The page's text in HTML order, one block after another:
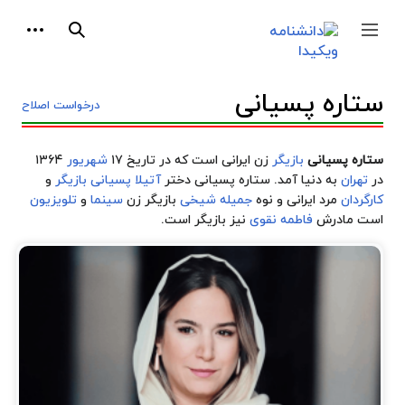
جستجو
درخواست اصلاح
در تاریخ ۱۷ شهریور ۱۳۶۴
دختر آتیلا پسیانی بازیگرو
بازیگر زنسینماو تلویزیون
است.